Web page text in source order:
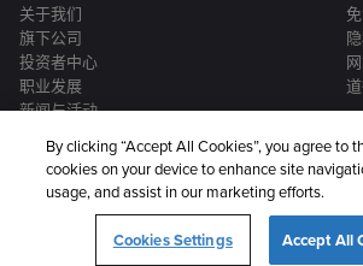
关于我们
旗下公司
投资者中心
职业发展
新闻与活动
By clicking “Accept All Cookies”, you agree to
cookies on your device to enhance site
usage, and assist in our marketing efforts.
Cookies Settings Accept All